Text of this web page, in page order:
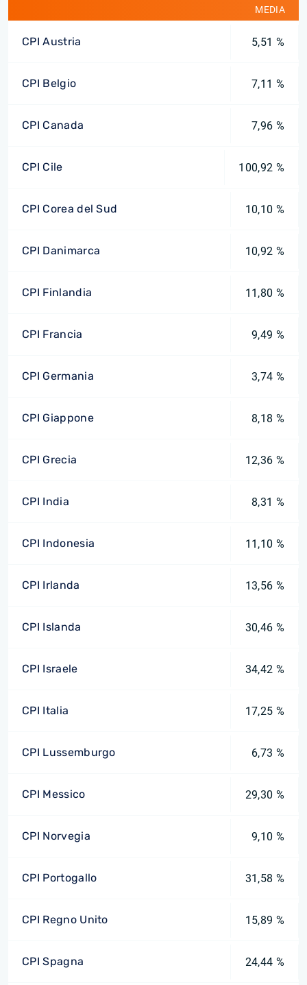
MEDIA
CPI Austria 5,51 %
CPI Belgio 7,11 %
CPI Canada 7,96 %
CPI Cile 100,92 %
CPI Corea del Sud 10,10 %
CPI Danimarca 10,92 %
CPI Finlandia 11,80 %
CPI Francia 9,49 %
CPI Germania 3,74 %
CPI Giappone 8,18 %
CPI Grecia 12,36 %
CPI India 8,31 %
CPI Indonesia 11,10 %
CPI Irlanda 13,56 %
CPI Islanda 30,46 %
CPI Israele 34,42 %
CPI Italia 17,25 %
CPI Lussemburgo 6,73 %
CPI Messico 29,30 %
CPI Norvegia 9,10 %
CPI Portogallo 31,58 %
CPI Regno Unito 15,89 %
CPI Spagna 24,44 %